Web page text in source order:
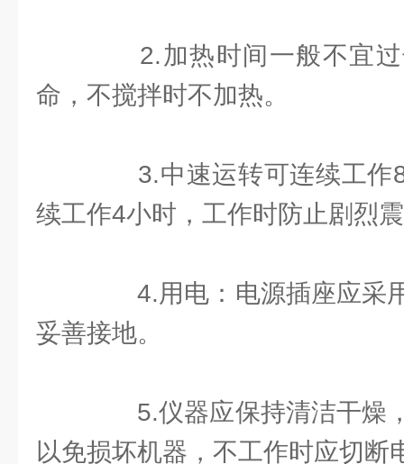
2.加热时间一般不宜过
命，不搅拌时不加热。
3.中速运转可连续工作8
续工作4小时，工作时防止剧烈
4.用电：电源插座应采
妥善接地。
5.仪器应保持清洁干燥
以免损坏机器，不工作时应切断